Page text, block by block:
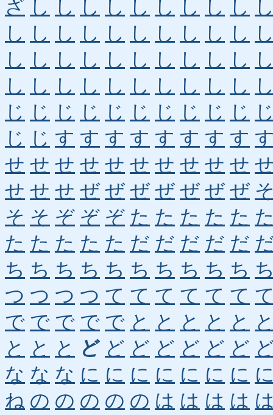
ざ し し し し し し し し し
し し し し し し し し し し
し し し し し し し し し し
し し し し し し し し し し
じ じ じ じ じ じ じ じ じ じ
じ じ す す す す す す す す
せ せ せ せ せ せ せ せ せ せ
せ せ せ ぜ ぜ ぜ ぜ ぜ ぜ ぜ
そ そ ぞ ぞ ぞ た た た た た
た た た た た だ だ だ だ だ
ち ち ち ち ち ち ち ち ち ち
つ つ つ つ て て て て て て
で で で で で と と と と と
と と と ど ど ど ど ど ど ど
な な な に に に に に に に
ね の の の の の は は は は